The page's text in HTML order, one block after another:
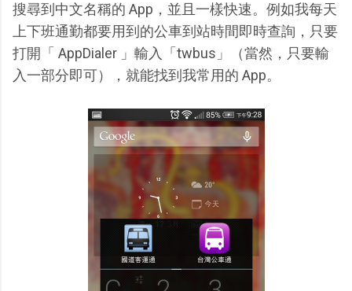
搜尋到中文名稱的 App，並且一樣快速。例如我每天
上下班通勤都要用到的公車到站時間即時查詢，只要
打開「 AppDialer 」輸入「twbus」（當然，只要輸
入一部分即可），就能找到我常用的 App。